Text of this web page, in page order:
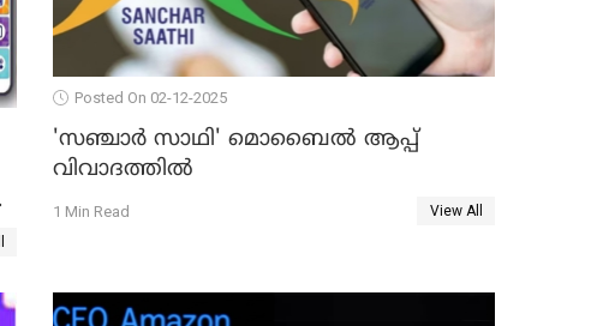
Posted On 02-12-2025
'സഞ്ചാർ സാഥി' മൊബൈല്‍ ആപ്പ്
വിവാദത്തില്‍
1 Min Read View All